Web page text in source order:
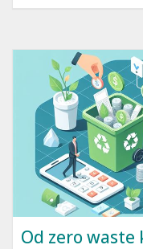
strategie, které
šetřit a
Od zero